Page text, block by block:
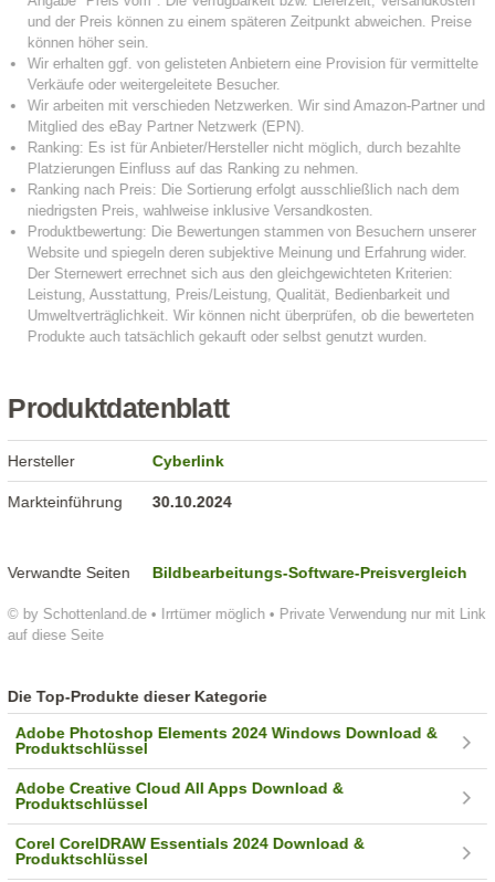
Produktdatenblatt
© by Schottenland.de • Irrtümer möglich • Private Verwendung nur mit Link
auf diese Seite
Hersteller Cyberlink
Markteinführung 30.10.2024
Verwandte Seiten Bildbearbeitungs-Software-Preisvergleich
Die Top-Produkte dieser Kategorie
Adobe Photoshop Elements 2024 Windows Download &
Produktschlüssel
Adobe Creative Cloud All Apps Download &
Produktschlüssel
Corel CorelDRAW Essentials 2024 Download &
Produktschlüssel